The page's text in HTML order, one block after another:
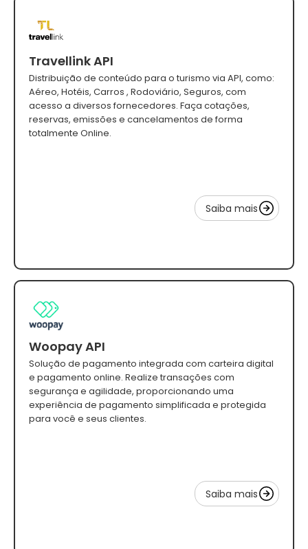
Travellink API
Distribuição de conteúdo para o turismo via API, como:
Aéreo, Hotéis, Carros , Rodoviário, Seguros, com
acesso a diversos fornecedores. Faça cotações,
reservas, emissões e cancelamentos de forma
totalmente Online.
Saiba mais
Woopay API
Solução de pagamento integrada com carteira digital
e pagamento online. Realize transações com
segurança e agilidade, proporcionando uma
experiência de pagamento simplificada e protegida
para você e seus clientes.
Saiba mais